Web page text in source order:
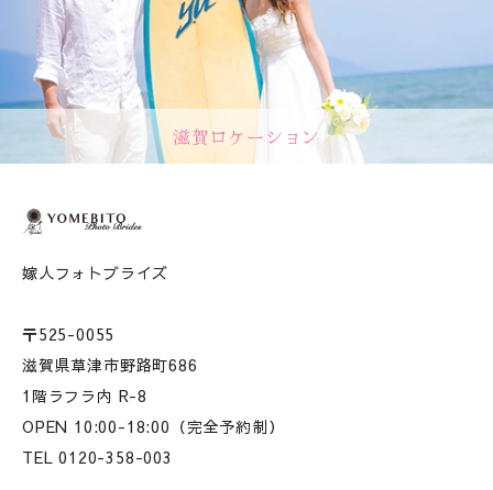
滋賀ロケーション
嫁人フォトブライズ
〒525-0055
滋賀県草津市野路町686
1階ラフラ内 R-8
OPEN 10:00-18:00（完全予約制）
TEL 0120-358-003